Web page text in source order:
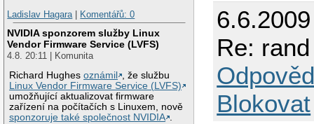
Ladislav Hagara| Komentářů: 0
NVIDIA sponzorem služby Linux
Vendor Firmware Service (LVFS)
4.8. 20:11 | Komunita
Richard Hughesoznámil
, že službu
Linux Vendor Firmware Service (LVFS)
umožňující aktualizovat firmware
zařízení na počítačích s Linuxem, nově
sponzoruje také společnost NVIDIA .
Re:
Blokovat